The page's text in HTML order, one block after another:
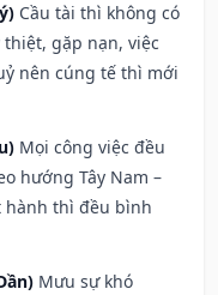
Cầu tài thì không có
gặp nạn, việc
nên cúng tế thì mới
Mọi công việc đều
hướng Tây Nam –
hành thì đều bình
Mưu sự khó